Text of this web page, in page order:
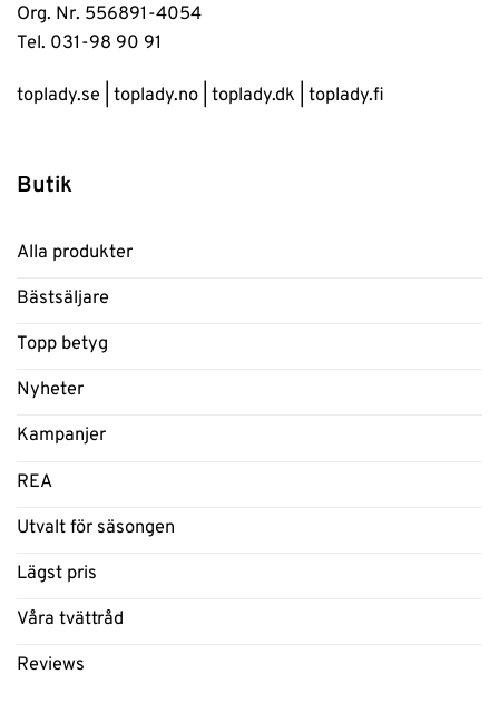
Org. Nr. 556891-4054
Tel. 031-98 90 91
toplady.se toplady.no toplady.dk toplady.fi
Butik
Alla produkter
Bästsäljare
Topp betyg
Nyheter
Kampanjer
REA
Utvalt för säsongen
Lägst pris
Våra tvättråd
Reviews